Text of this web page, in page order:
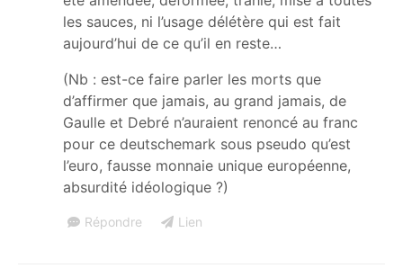
les sauces, ni l’usage délétère qui est fait
aujourd’hui de ce qu’il en reste…
(Nb : est-ce faire parler les morts que
d’affirmer que jamais, au grand jamais, de
Gaulle et Debré n’auraient renoncé au franc
pour ce deutschemark sous pseudo qu’est
l’euro, fausse monnaie unique européenne,
absurdité idéologique ?)
Répondre Lien